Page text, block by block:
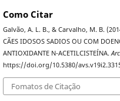
Como Citar
Galvão, A. L. B., & Carvalho, M. B.
CÃES IDOSOS SADIOS OU COM
ANTIOXIDANTE N-ACETILCISTEÍNA.
https://doi.org/10.5380/
Fomatos de Citação